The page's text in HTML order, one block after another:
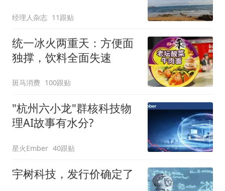
经理人杂志 11跟贴
统一冰火两重天：方便面
独撑，饮料全面失速
斑马消费 100跟贴
"杭州六小龙"群核科技物
理AI故事有水分?
星火Ember 40跟贴
宇树科技，发行价确定了